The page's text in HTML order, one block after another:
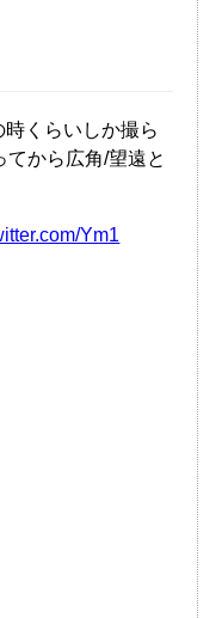
くらいしか撮ら
から広角/望遠と
Ym1